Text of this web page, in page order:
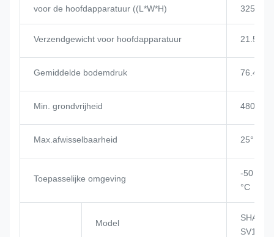
voor de hoofdapparatuur ((L*W*H)
3250
Verzendgewicht voor hoofdapparatuur 21.5t
Gemiddelde bodemdruk 76.4KPa
Min. grondvrijheid 480 mm
Max.afwisselbaarheid 25°
Toepasselijke omgeving
-50 °C
°C
Model
SV11CB